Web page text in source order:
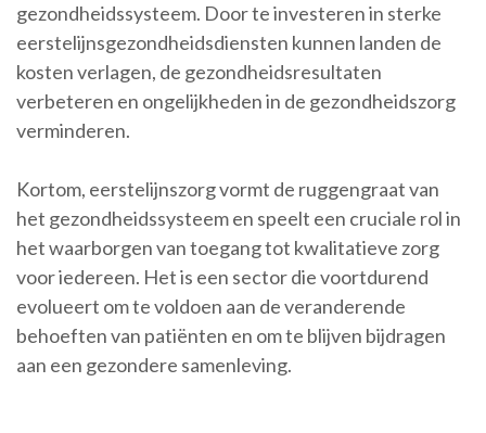
gezondheidssysteem. Door te investeren in sterke
eerstelijnsgezondheidsdiensten kunnen landen de
kosten verlagen, de gezondheidsresultaten
verbeteren en ongelijkheden in de gezondheidszorg
verminderen.
Kortom, eerstelijnszorg vormt de ruggengraat van
het gezondheidssysteem en speelt een cruciale rol in
het waarborgen van toegang tot kwalitatieve zorg
voor iedereen. Het is een sector die voortdurend
evolueert om te voldoen aan de veranderende
behoeften van patiënten en om te blijven bijdragen
aan een gezondere samenleving.